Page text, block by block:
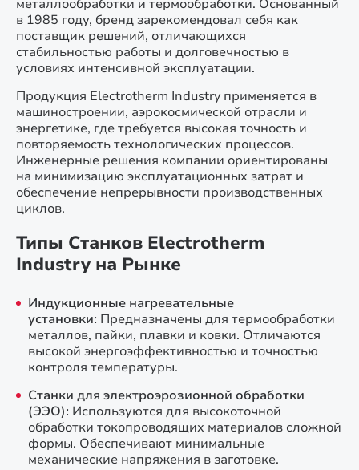
металлообработки и термообработки. Основанный
в 1985 году, бренд зарекомендовал себя как
поставщик решений, отличающихся
стабильностью работы и долговечностью в
условиях интенсивной эксплуатации.
Продукция Electrotherm Industry применяется в
машиностроении, аэрокосмической отрасли и
энергетике, где требуется высокая точность и
повторяемость технологических процессов.
Инженерные решения компании ориентированы
на минимизацию эксплуатационных затрат и
обеспечение непрерывности производственных
циклов.
Типы Станков Electrotherm
Industry на Рынке
Индукционные нагревательные
установки: Предназначены для термообработки
металлов, пайки, плавки и ковки. Отличаются
высокой энергоэффективностью и точностью
контроля температуры.
Станки для электроэрозионной обработки
(ЭЭО): Используются для высокоточной
обработки токопроводящих материалов сложной
формы. Обеспечивают минимальные
механические напряжения в заготовке.